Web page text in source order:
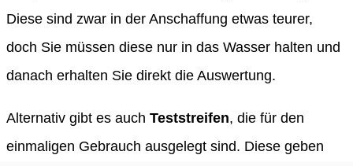
Diese sind zwar in der Anschaffung etwas teurer,
doch Sie müssen diese nur in das Wasser halten und
danach erhalten Sie direkt die Auswertung.
Alternativ gibt es auch Teststreifen, die für den
einmaligen Gebrauch ausgelegt sind. Diese geben